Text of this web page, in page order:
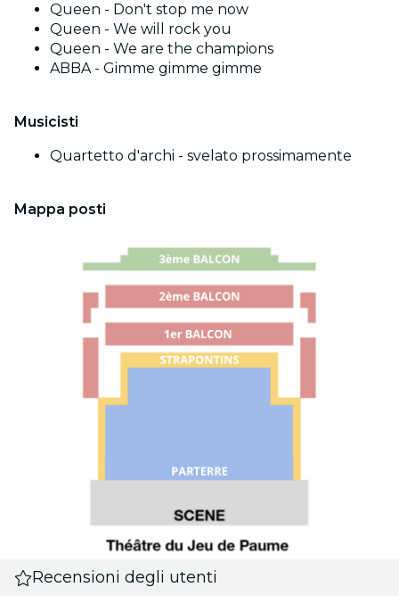
Queen - Don't stop me now
Queen - We will rock you
Queen - We are the champions
ABBA - Gimme gimme gimme
Musicisti
Quartetto d'archi - svelato prossimamente
Mappa posti
Recensioni degli utenti